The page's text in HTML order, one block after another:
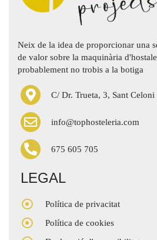
Neix de la idea de proporcionar una
de valor sobre la maquinària
probablement no trobis a la botiga
C/ Dr. Trueta, 3, Sant Celoni
info@tophosteleria.com
675 605 705
LEGAL
Política de privacitat
Política de cookies